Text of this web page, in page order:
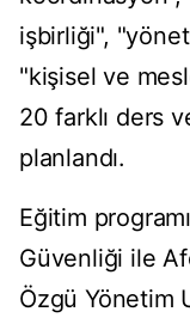
işbirliği",
"kişisel ve
20 farklı ders
planlandı.
Eğitim
Güvenliği ile
Özgü Yönetim